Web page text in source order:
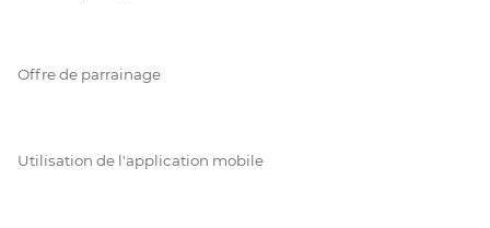
Offre de parrainage
Utilisation de l'application mobile